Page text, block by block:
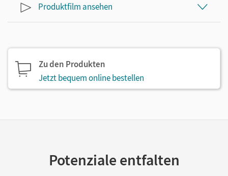
Produktfilm ansehen
Zu den Produkten
Jetzt bequem online bestellen
Potenziale entfalten